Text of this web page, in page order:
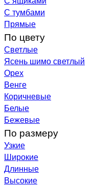
С тумбами
Прямые
По цвету
Светлые
Ясень шимо светлый
Орех
Венге
Коричневые
Белые
Бежевые
По размеру
Узкие
Широкие
Длинные
Высокие